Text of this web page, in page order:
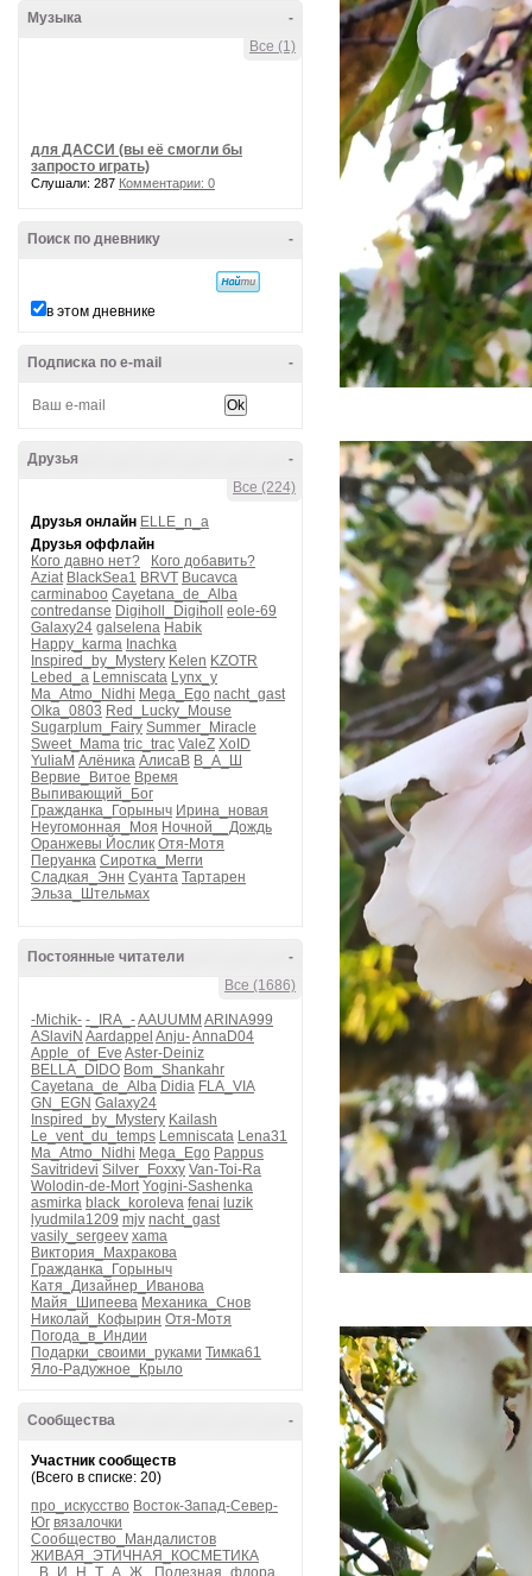
-
Музыка
Все (1)
для ДАССИ (вы её смогли бы
запросто играть)
Слушали: 287 Комментарии: 0
-
Поиск по дневнику
в этом дневнике
-
Подписка по e-mail
-
Друзья
Все (224)
Друзья онлайн ELLE_n_a
Друзья оффлайн
Кого давно нет?
Кого добавить?
Aziat BlackSea1 BRVT Bucavca
carminaboo Cayetana_de_Alba
contredanse Digiholl_Digiholl
eole-69
Galaxy24 galselena Habik
Happy_karma Inachka
Inspired_by_Mystery Kelen KZOTR
Lebed_a Lemniscata Lynx_y
Ma_Atmo_Nidhi Mega_Ego nacht_gast
Olka_0803 Red_Lucky_Mouse
Sugarplum_Fairy Summer_Miracle
Sweet_Mama tric_trac ValeZ XoID
YuliaM Алёника АлисаВ В_А_Ш
Вервие_Витое Время
Выпивающий_Бог
Гражданка_Горыныч Ирина_новая
Неугомонная_Моя Ночной__Дождь
Оранжевы Йослик Отя-Мотя
Перуанка Сиротка_Мегги
Сладкая_Энн Суанта Тартарен
Эльза_Штельмах
-
Постоянные читатели
Все (1686)
-Michik- -_IRA_-AAUUMM ARINA999
ASlaviN Aardappel Anju-AnnaD04
Apple_of_Eve Aster-Deiniz
BELLA_DIDO Bom_Shankahr
Cayetana_de_Alba Didia FLA_VIA
GN_EGN Galaxy24
Inspired_by_Mystery Kailash
Le_vent_du_temps Lemniscata Lena31
Ma_Atmo_Nidhi Mega_Ego Pappus
Savitridevi Silver_Foxxy Van-Toi-Ra
Wolodin-de-Mort Yogini-Sashenka
asmirka black_koroleva fenai luzik
lyudmila1209 mjv nacht_gast
vasily_sergeev xama
Виктория_Махракова
Гражданка_Горыныч
Катя_Дизайнер_Иванова
Майя_Шипеева Механика_Снов
Николай_Кофырин Отя-Мотя
Погода_в_Индии
Подарки_своими_руками Тимка61
Яло-Радужное_Крыло
-
Сообщества
Участник сообществ
(Всего в списке: 20)
про_искусство Восток-Запад-Север-
Юг вязалочки
Сообщество_Мандалистов
ЖИВАЯ_ЭТИЧНАЯ_КОСМЕТИКА
_В_И_Н_Т_А_Ж_
Полезная_флора